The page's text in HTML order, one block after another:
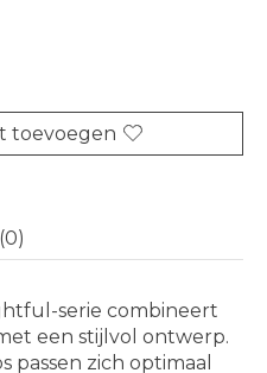
toevoegen
serie combineert
een stijlvol ontwerp.
passen zich optimaal